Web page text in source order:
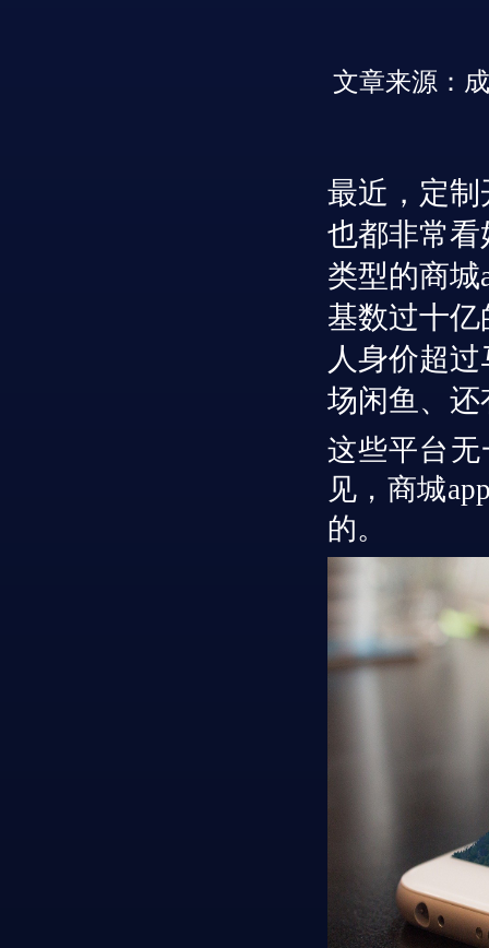
文章来源：
最近，定制
也都非常
类型的商城
基数过十
人身价超
场闲鱼、
这些平台
见，商城
的。